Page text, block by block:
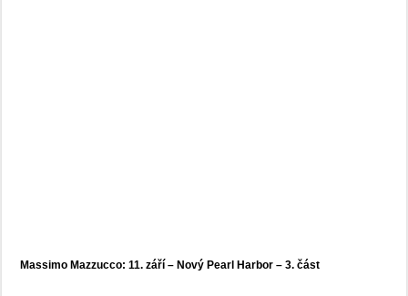
Massimo Mazzucco: 11. září – Nový Pearl Harbor – 3. část